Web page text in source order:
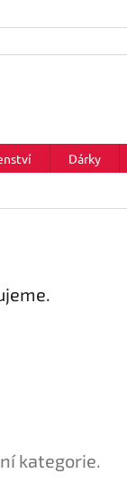
Dárky
kategorie.